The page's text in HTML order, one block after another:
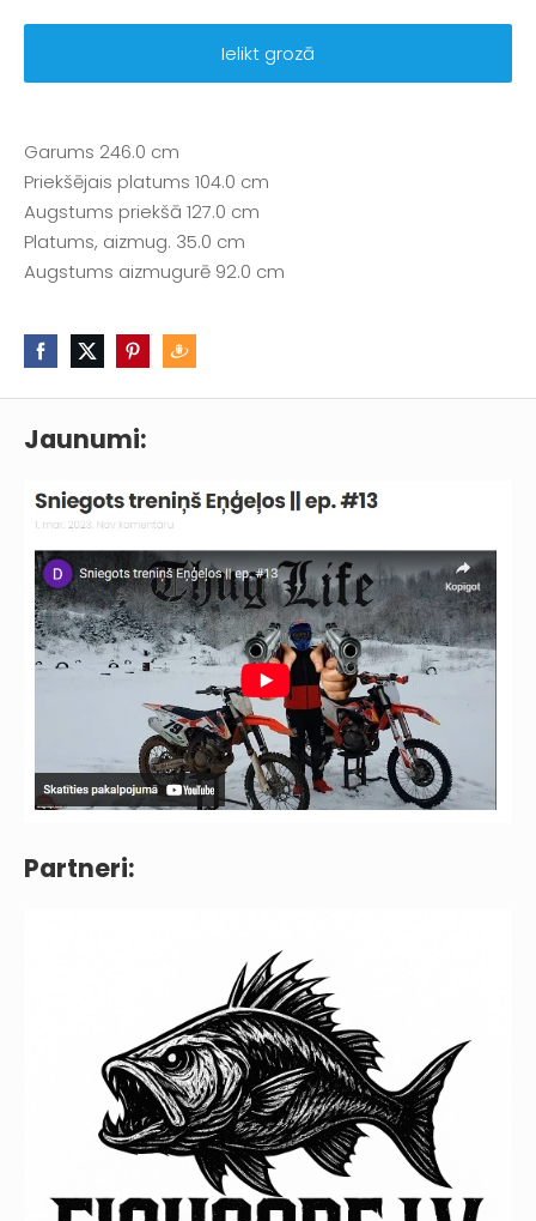
Jaunumi:
Partneri:
Ielikt grozā
Garums 246.0 cm
Priekšējais platums 104.0 cm
Augstums priekšā 127.0 cm
Platums, aizmug. 35.0 cm
Augstums aizmugurē 92.0 cm